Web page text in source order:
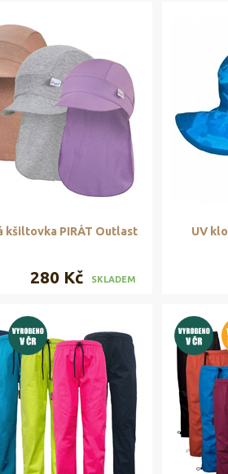
kšiltovka PIRÁT Outlast
280 Kč SKLADEM
UV